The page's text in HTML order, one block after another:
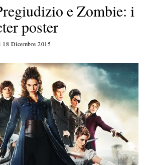
e Zombie: i
poster
18 Dicembre 2015